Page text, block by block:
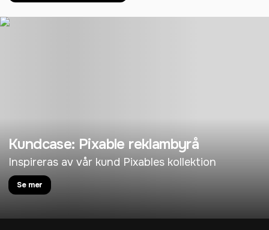
Kundcase: Pixable reklambyrå
Inspireras av vår kund Pixables kollektion
Se mer